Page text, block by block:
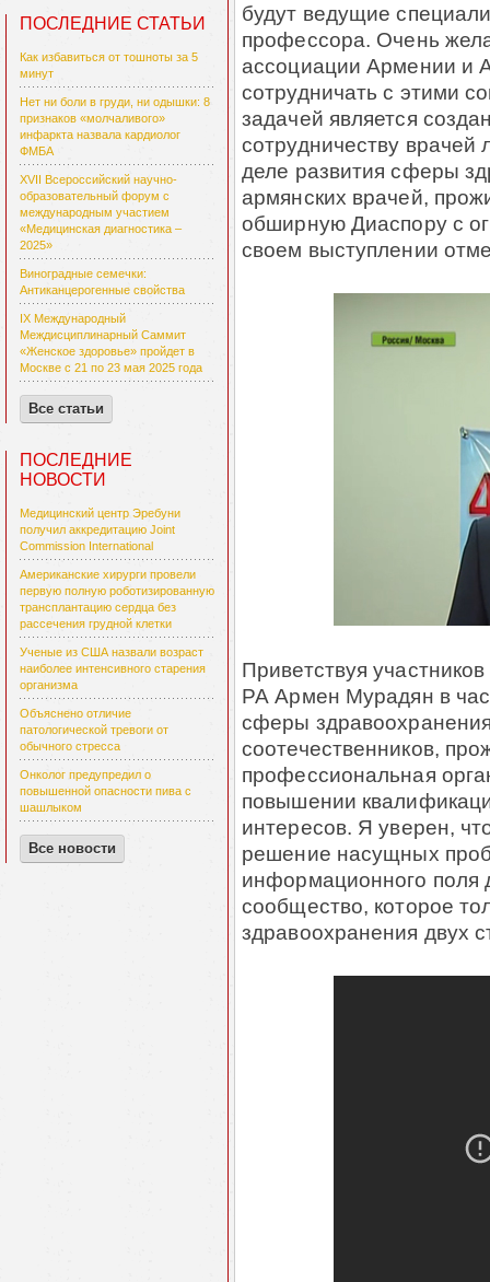
ПОСЛЕДНИЕ СТАТЬИ
Как избавиться от тошноты за 5
минут
Нет ни боли в груди, ни одышки: 8
признаков «молчаливого»
инфаркта назвала кардиолог
ФМБА
XVII Всероссийский научно-
образовательный форум с
международным участием
«Медицинская диагностика –
2025»
Виноградные семечки:
Антиканцерогенные свойства
IX Международный
Междисциплинарный Саммит
«Женское здоровье» пройдет в
Москве с 21 по 23 мая 2025 года
Все статьи
ПОСЛЕДНИЕ
НОВОСТИ
Медицинский центр Эребуни
получил аккредитацию Joint
Commission International
Американские хирурги провели
первую полную роботизированную
трансплантацию сердца без
рассечения грудной клетки
Ученые из США назвали возраст
наиболее интенсивного старения
организма
Объяснено отличие
патологической тревоги от
обычного стресса
Онколог предупредил о
повышенной опасности пива с
шашлыком
Все новости
будут ведущие
профессора. Очень
ассоциации Армении и
сотрудничать с этими
задачей является
сотрудничеству
деле развития сферы
армянских врачей,
обширную Диаспору с
своем выступлении
Приветствуя
РА Армен Мурадян в
сферы
соотечественников,
профессиональная
повышении
интересов. Я уверен,
решение насущных
информационного поля
сообщество, которое
здравоохранения двух